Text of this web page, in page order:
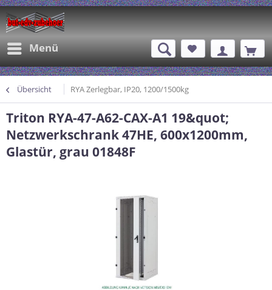
Menü
Übersicht RYA Zerlegbar, IP20, 1200/1500kg
Triton RYA-47-A62-CAX-A1 19&quot;
Netzwerkschrank 47HE, 600x1200mm,
Glastür, grau 01848F